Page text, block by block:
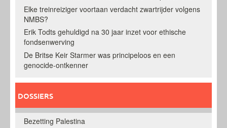
Elke treinreiziger voortaan verdacht zwartrijder volgens
NMBS?
Erik Todts gehuldigd na 30 jaar inzet voor ethische
fondsenwerving
De Britse Keir Starmer was principeloos en een
genocide-ontkenner
DOSSIERS
Bezetting Palestina